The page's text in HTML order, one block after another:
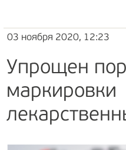
03 ноября 2020, 12:23
Упрощен
маркировки